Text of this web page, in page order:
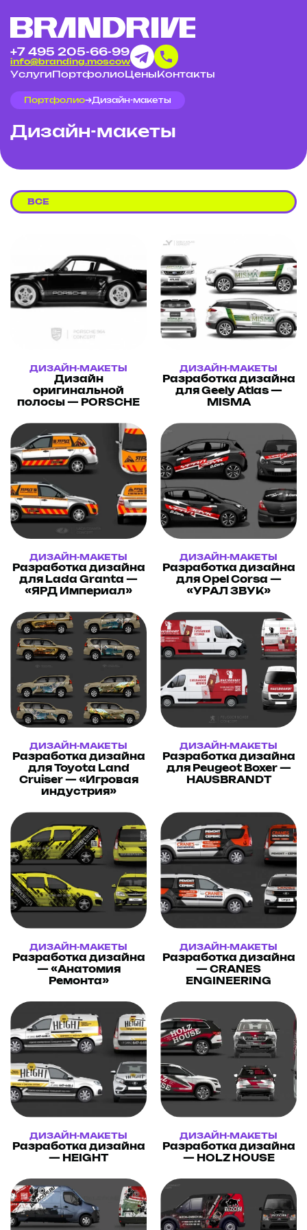
Услуги Портфолио Цены Контакты
+7 495 205-66-99
info@branding.moscow
Портфолио Дизайн-макеты
Дизайн-макеты
ВСЕ
ДИЗАЙН-МАКЕТЫ
Дизайн
оригинальной
полосы — PORSCHE
ДИЗАЙН-МАКЕТЫ
Разработка дизайна
для Geely Atlas —
MISMA
ДИЗАЙН-МАКЕТЫ
Разработка дизайна
для Lada Granta —
«ЯРД Империал»
ДИЗАЙН-МАКЕТЫ
Разработка дизайна
для Opel Corsa —
«УРАЛ ЗВУК»
ДИЗАЙН-МАКЕТЫ
Разработка дизайна
для Toyota Land
Cruiser — «Игровая
индустрия»
ДИЗАЙН-МАКЕТЫ
Разработка дизайна
для Peugeot Boxer —
HAUSBRANDT
ДИЗАЙН-МАКЕТЫ
Разработка дизайна
— «Анатомия
Ремонта»
ДИЗАЙН-МАКЕТЫ
Разработка дизайна
— CRANES
ENGINEERING
ДИЗАЙН-МАКЕТЫ
Разработка дизайна
— HEIGHT
ДИЗАЙН-МАКЕТЫ
Разработка дизайна
— HOLZ HOUSE